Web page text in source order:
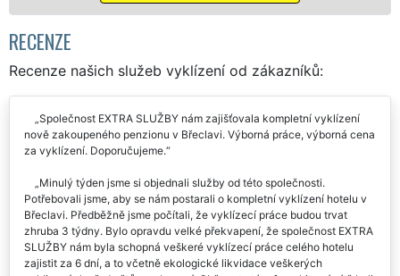
RECENZE
Recenze našich služeb vyklízení od zákazníků:
Společnost EXTRA SLUŽBY nám zajišťovala kompletní vyklízení
nově zakoupeného penzionu v Břeclavi. Výborná práce, výborná cena
za vyklízení. Doporučujeme.
Minulý týden jsme si objednali služby od této společnosti.
Potřebovali jsme, aby se nám postarali o kompletní vyklízení hotelu v
Břeclavi. Předběžně jsme počítali, že vyklízecí práce budou trvat
zhruba 3 týdny. Bylo opravdu velké překvapení, že společnost EXTRA
SLUŽBY nám byla schopná veškeré vyklízecí práce celého hotelu
zajistit za 6 dní, a to včetně ekologické likvidace veškerých